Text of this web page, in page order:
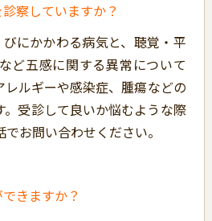
察していますか？
にかかわる病気と、聴覚・平
ど五感に関する異常について
レルギーや感染症、腫瘍などの
。受診して良いか悩むような際
お問い合わせください。
きますか？